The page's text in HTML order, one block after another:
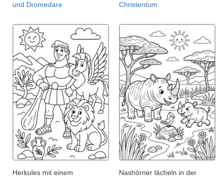
und Dromedare Christentum
Herkules mit einem
Nashörner lächeln in der